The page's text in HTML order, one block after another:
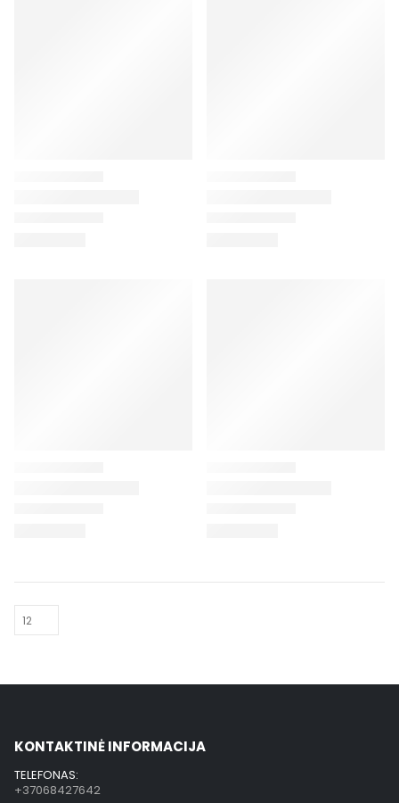
KONTAKTINĖ INFORMACIJA
TELEFONAS:
+37068427642